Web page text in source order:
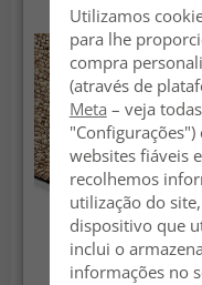
Utilizamos
para lhe
compra
(através de
Meta – veja
websites fiáveis
recolhemos
utilização do
dispositivo que
inclui o
informações no